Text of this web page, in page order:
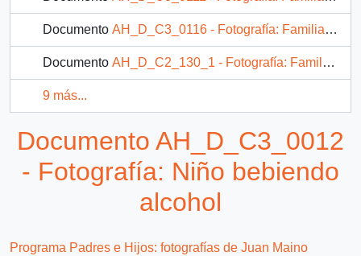
Documento AH_D_C3_0116 - Fotografía: Familia bebiendo alcohol en la comida
Documento AH_D_C2_130_1 - Fotografía: Familia bebiendo alcohol en la comida
9 más...
Documento AH_D_C3_0012
- Fotografía: Niño bebiendo
alcohol
Programa Padres e Hijos: fotografías de Juan Maino